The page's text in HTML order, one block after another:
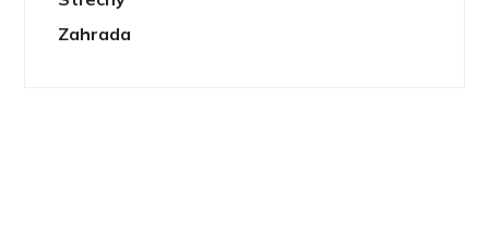
Zahrada